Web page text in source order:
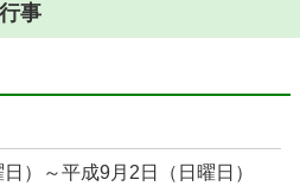
事
）～平成9月2日（日曜日）